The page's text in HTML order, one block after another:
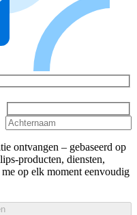
ontvangen – gebaseerd op
producten, diensten,
op elk moment eenvoudig